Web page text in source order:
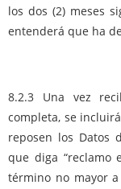
los dos (2) meses
entenderá que ha
8.2.3 Una vez
completa, se
reposen los Datos
que diga “reclamo
término no mayor